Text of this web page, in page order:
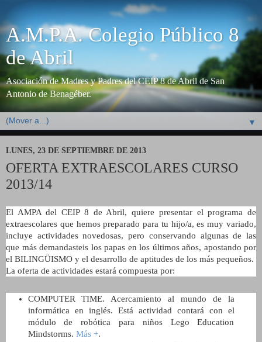
A.M.P.A. Colegio Público 8
de Abril
Asociación de Madres y Padres del CEIP 8 de Abril de San
Antonio de Benagéber.
▼
LUNES, 23 DE SEPTIEMBRE DE 2013
OFERTA EXTRAESCOLARES CURSO
2013/14
El AMPA del CEIP 8 de Abril, quiere presentar el programa de
extraescolares que hemos preparado para tu hijo/a, es muy variado,
incluye actividades novedosas, pero conservando algunas de las
que más demandasteis los papas en los últimos años, apostando por
el BILINGÜISMO y el desarrollo de aptitudes de los más pequeños.
La oferta de actividades estará compuesta por:
COMPUTER TIME. Acercamiento al mundo de la
informática en inglés. Está actividad contará con el
módulo de robótica para niños Lego Education
Mindstorms. Más +.